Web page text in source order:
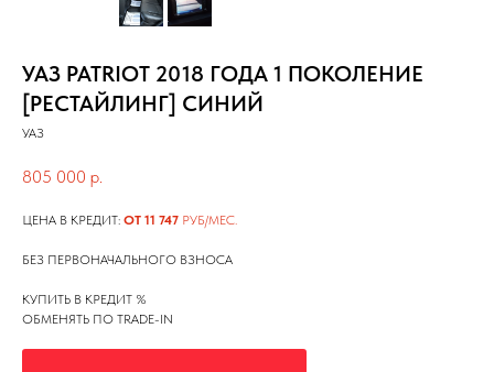
УАЗ PATRIOT 2018 ГОДА 1 ПОКОЛЕНИЕ
[РЕСТАЙЛИНГ] СИНИЙ
УАЗ
805 000 р.
ЦЕНА В КРЕДИТ: ОТ 11 747 РУБ/МЕС.
БЕЗ ПЕРВОНАЧАЛЬНОГО ВЗНОСА
КУПИТЬ В КРЕДИТ %
ОБМЕНЯТЬ ПО TRADE-IN